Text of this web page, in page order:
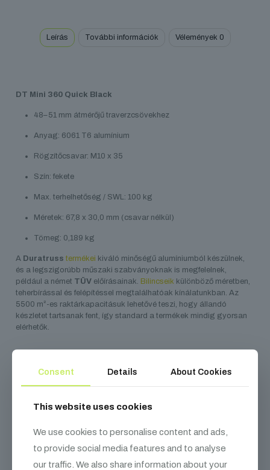
mennyiség
Leírás További információk Vélemények 0
DT Mini 360 Quick Black
48–51 mm átmérőjű traverzcsövekhez
Anyag: 6061 T6 alumínium
Rögzítőcsavar: M10 x 35
Szín: fekete
Max. terhelhetőség / SWL: 100 kg
Méretek: 67,8 x 30,0 mm (csavar nélkül)
Tömeg: 0,189 kg
A Duratruss termékei kiváló minőségű alumíniumból készülnek,
és a legszigorúbb műszaki szabványoknak is megfelelnek,
például a német TÜV előírásainak. Bilincseik különböző méretben,
teherbírással és felépítéssel megtalálhatóak kínálatunkban. Az
5500 m²-es raktárkapacitásuk lehetővé teszi, hogy állandó
készletet tartsanak fent, így standard a termékek mindig gyorsan
elérhetők.
Kapcsolódótermékek
Consent Details About Cookies
This website uses cookies
We use cookies to personalise content and ads,
to provide social media features and to analyse
our traffic. We also share information about your